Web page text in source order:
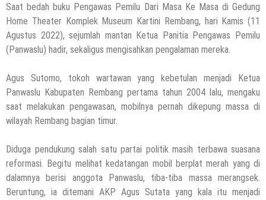
Saat bedah buku Pengawas Pemilu Dari Masa Ke Masa di Gedung
Home Theater Komplek Museum Kartini Rembang, hari Kamis (11
Agustus 2022), sejumlah mantan Ketua Panitia Pengawas Pemilu
(Panwaslu) hadir, sekaligus mengisahkan pengalaman mereka.
Agus Sutomo, tokoh wartawan yang kebetulan menjadi Ketua
Panwaslu Kabupaten Rembang pertama tahun 2004 lalu, mengaku
saat melakukan pengawasan, mobilnya pernah dikepung massa di
wilayah Rembang bagian timur.
Diduga pendukung salah satu partai politik masih terbawa suasana
reformasi. Begitu melihat kedatangan mobil berplat merah yang di
dalamnya berisi anggota Panwaslu, tiba-tiba massa merangsek.
Beruntung, ia ditemani AKP Agus Sutata yang kala itu menjadi